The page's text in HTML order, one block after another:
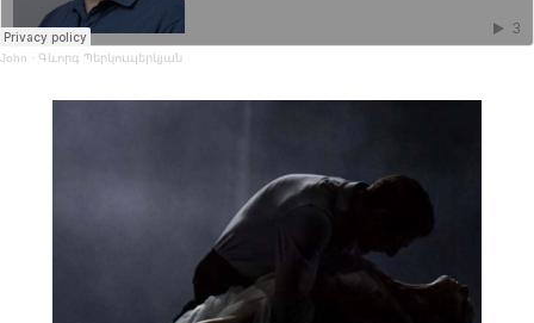
John · Գևորգ Պերկուպերկյան